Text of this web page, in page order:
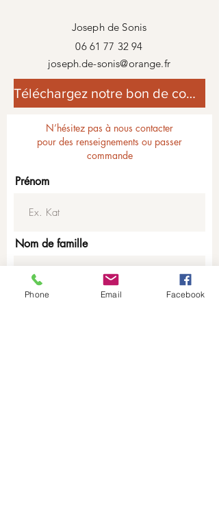
Joseph de Sonis
06 61 77 32 94
joseph.de-sonis@orange.fr
Téléchargez notre bon de commande
N’hésitez pas à nous contacter
pour des renseignements ou passer
commande
Prénom
Nom de famille
Phone Email Facebook